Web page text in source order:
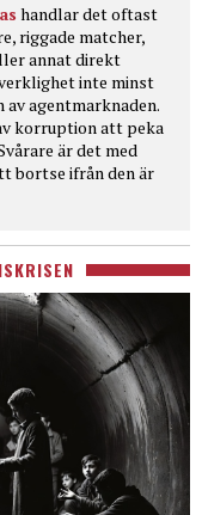
handlar det oftast
riggade matcher,
annat direkt
inte minst
agentmarknaden.
korruption att peka
är det med
bortse ifrån den är